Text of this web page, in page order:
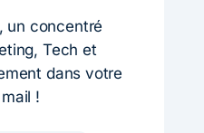
un concentré
Tech et
dans votre
!